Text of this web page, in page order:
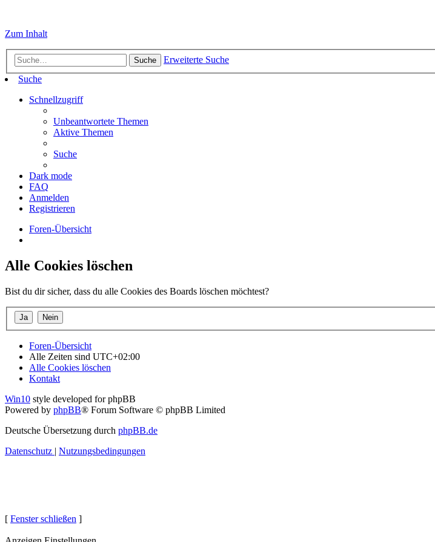
Zum Inhalt
Suche
Erweiterte Suche
Suche
Schnellzugriff
Unbeantwortete Themen
Aktive Themen
Suche
Dark mode
FAQ
Anmelden
Registrieren
Foren-Übersicht
Alle Cookies löschen
Bist du dir sicher, dass du alle Cookies des Boards löschen möchtest?
Foren-Übersicht
Alle Zeiten sind UTC+02:00
Alle Cookies löschen
Kontakt
Win10 style developed for phpBB
Powered by phpBB® Forum Software © phpBB Limited
Deutsche Übersetzung durch phpBB.de
Datenschutz | Nutzungsbedingungen
[ Fenster schließen ]